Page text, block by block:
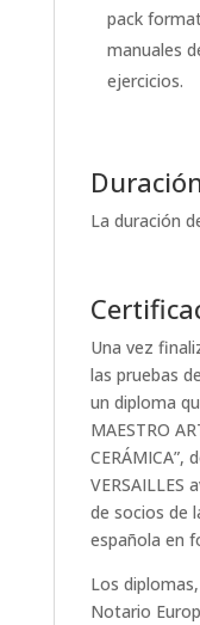
pack
manuales
ejercicios.
La duración
Una vez
las pruebas
un diploma
MAESTRO
CERÁMICA”,
VERSAILLES
de socios de
española en
Los
Notario